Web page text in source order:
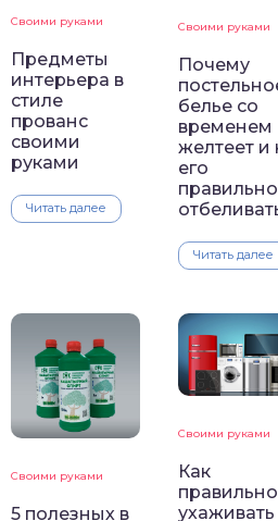
Своими руками
Предметы
интерьера в
стиле
прованс
своими
руками
Читать далее
Своими руками
Почему
белье со
временем
желтеет и
его
правильно
Читать далее
Своими руками
5 полезных в
Своими руками
Как
правильно
ухаживать